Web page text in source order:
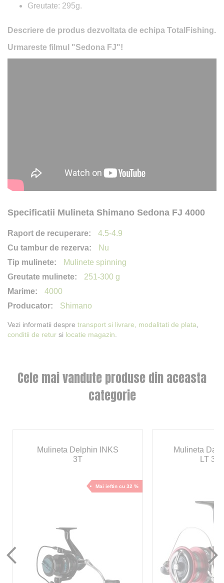
Greutate: 295g.
Descriere de produs dezvoltata de echipa TotalFishing.
Urmareste filmul "Sedona FJ"!
Specificatii Mulineta Shimano Sedona FJ 4000
4.5-4.9
Nu
Mulinete spinning
251-300 g
4000
Shimano
Vezi informatii despre transport si livrare, modalitati de plata
conditii de retur si locatie magazin
Cele mai vandute produse din aceasta
categorie
Mulineta Delphin INKS
3T
Mai ieftin cu 32 %
Mulineta
LT